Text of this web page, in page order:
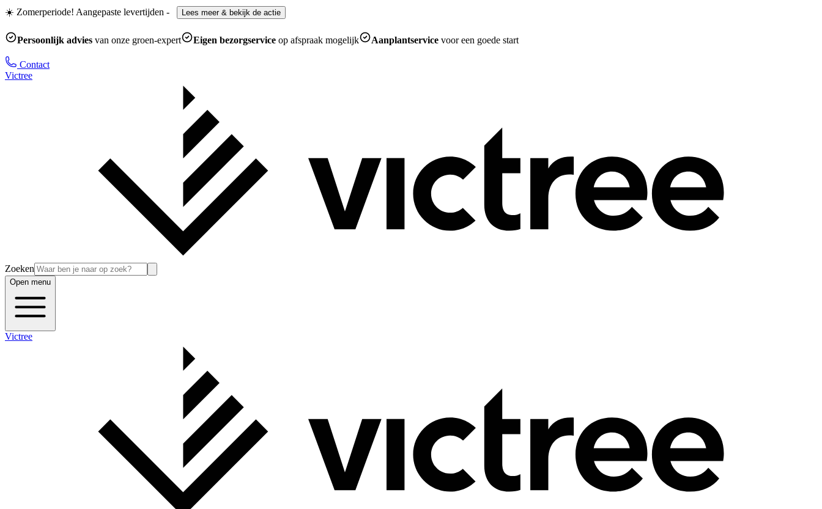
☀️ Zomerperiode! Aangepaste levertijden - Lees meer & bekijk de actie
Persoonlijk advies van onze groen-expert Eigen bezorgservice op afspraak mogelijk Aanplantservice voor een goede start
Contact
Victree
Zoeken
Open menu
Victree